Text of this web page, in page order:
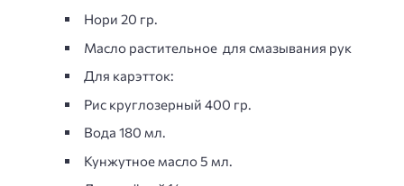
Нори 20 гр.
Масло растительное для смазывания рук
Для карэтток:
Рис круглозерный 400 гр.
Вода 180 мл.
Кунжутное масло 5 мл.